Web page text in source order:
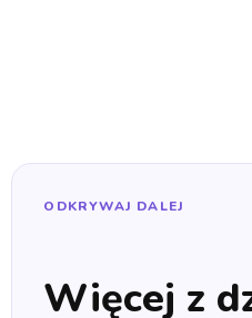
ODKRYWAJ DALEJ
Więcej z